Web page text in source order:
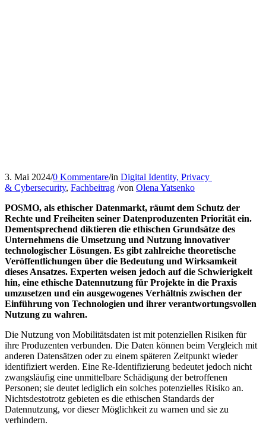
3. Mai 2024/0 Kommentare/in Digital Identity, Privacy
& Cybersecurity, Fachbeitrag /von Olena Yatsenko
POSMO, als ethischer Datenmarkt, räumt dem Schutz der
Rechte und Freiheiten seiner Datenproduzenten Priorität ein.
Dementsprechend diktieren die ethischen Grundsätze des
Unternehmens die Umsetzung und Nutzung innovativer
technologischer Lösungen. Es gibt zahlreiche theoretische
Veröffentlichungen über die Bedeutung und Wirksamkeit
dieses Ansatzes. Experten weisen jedoch auf die Schwierigkeit
hin, eine ethische Datennutzung für Projekte in die Praxis
umzusetzen und ein ausgewogenes Verhältnis zwischen der
Einführung von Technologien und ihrer verantwortungsvollen
Nutzung zu wahren.
Die Nutzung von Mobilitätsdaten ist mit potenziellen Risiken für
ihre Produzenten verbunden. Die Daten können beim Vergleich mit
anderen Datensätzen oder zu einem späteren Zeitpunkt wieder
identifiziert werden. Eine Re-Identifizierung bedeutet jedoch nicht
zwangsläufig eine unmittelbare Schädigung der betroffenen
Personen; sie deutet lediglich ein solches potenzielles Risiko an.
Nichtsdestotrotz gebieten es die ethischen Standards der
Datennutzung, vor dieser Möglichkeit zu warnen und sie zu
verhindern.